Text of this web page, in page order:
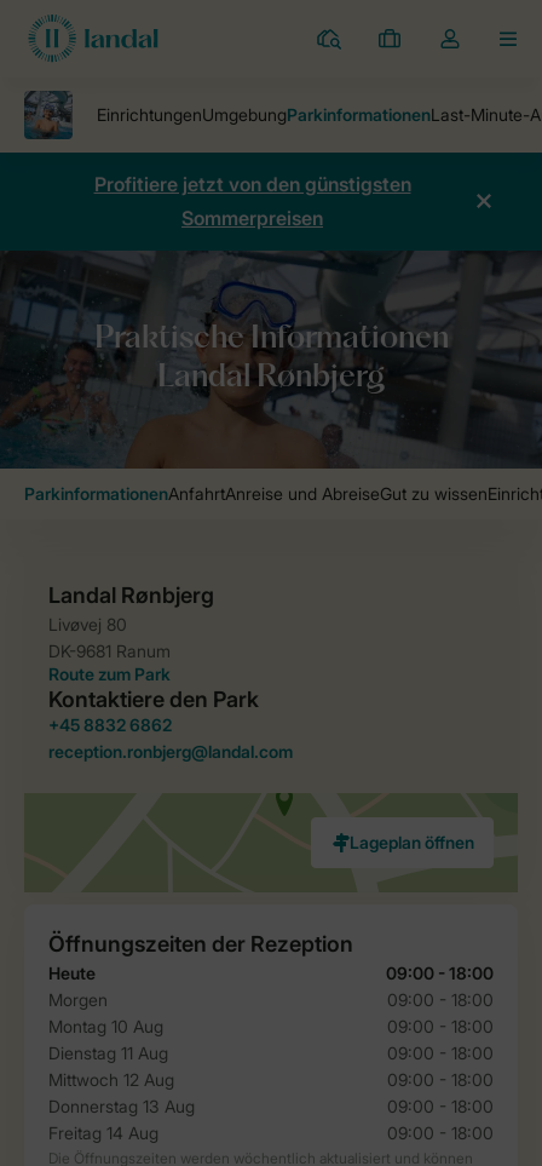
Ferienparks
Meine
Dropdown-
öffnen
Profitiere jetzt von den günstigsten
Sommerpreisen